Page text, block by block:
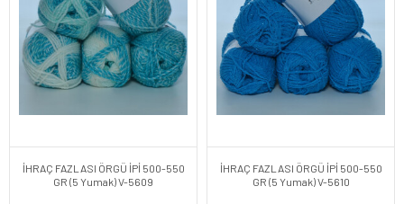
İHRAÇ FAZLASI ÖRGÜ İPİ 500-550
GR (5 Yumak) V-5609
İHRAÇ FAZLASI ÖRGÜ İPİ 500-550
GR (5 Yumak) V-5610